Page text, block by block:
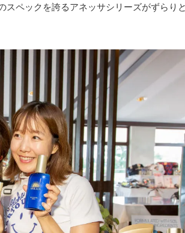
スペックを誇るアネッサシリーズがずらり